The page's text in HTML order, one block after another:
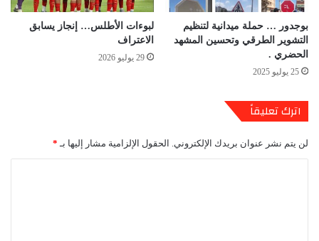
بوجدور … حملة ميدانية لتنظيم
التشوير الطرقي وتحسين المشهد
الحضري .
25 يوليو 2025
لبوءات الأطلس… إنجاز يسابق
الاعتراف
29 يوليو 2026
اترك تعليقاً
لن يتم نشر عنوان بريدك الإلكتروني. الحقول الإلزامية مشار إليها بـ *